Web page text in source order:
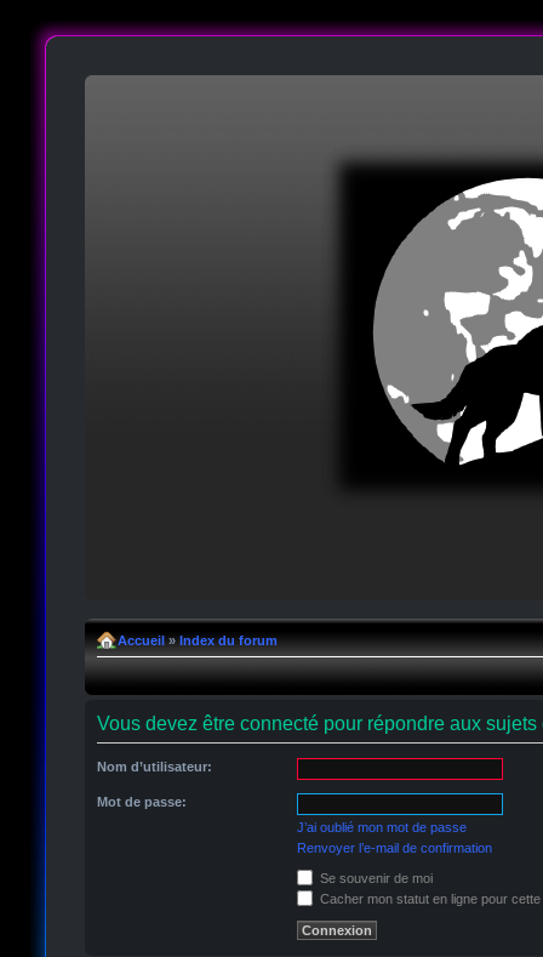
Accueil » Index du forum
Vous devez être connecté pour répondre aux sujets
Nom d’utilisateur:
Mot de passe:
J’ai oublié mon mot de passe
Renvoyer l’e-mail de confirmation
Se souvenir de moi
Cacher mon statut en ligne pour